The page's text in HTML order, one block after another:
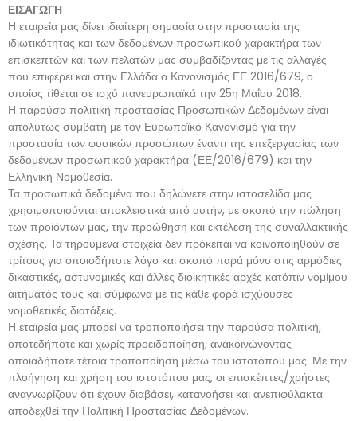
ΕΙΣΑΓΩΓΗ
Η εταιρεία μας δίνει ιδιαίτερη σημασία στην προστασία της
ιδιωτικότητας και των δεδομένων προσωπικού χαρακτήρα των
επισκεπτών και των πελατών μας συμβαδίζοντας με τις αλλαγές
που επιφέρει και στην Ελλάδα ο Κανονισμός ΕΕ 2016/679, ο
οποίος τίθεται σε ισχύ πανευρωπαϊκά την 25η Μαΐου 2018.
Η παρούσα πολιτική προστασίας Προσωπικών Δεδομένων είναι
απολύτως συμβατή με τον Ευρωπαϊκό Κανονισμό για την
προστασία των φυσικών προσώπων έναντι της επεξεργασίας των
δεδομένων προσωπικού χαρακτήρα (ΕΕ/2016/679) και την
Ελληνική Νομοθεσία.
Τα προσωπικά δεδομένα που δηλώνετε στην ιστοσελίδα μας
χρησιμοποιούνται αποκλειστικά από αυτήν, με σκοπό την πώληση
των προϊόντων μας, την προώθηση και εκτέλεση της συναλλακτικής
σχέσης. Τα τηρούμενα στοιχεία δεν πρόκειται να κοινοποιηθούν σε
τρίτους για οποιοδήποτε λόγο και σκοπό παρά μόνο στις αρμόδιες
δικαστικές, αστυνομικές και άλλες διοικητικές αρχές κατόπιν νομίμου
αιτήματός τους και σύμφωνα με τις κάθε φορά ισχύουσες
νομοθετικές διατάξεις.
Η εταιρεία μας μπορεί να τροποποιήσει την παρούσα πολιτική,
οποτεδήποτε και χωρίς προειδοποίηση, ανακοινώνοντας
οποιαδήποτε τέτοια τροποποίηση μέσω του ιστοτόπου μας. Με την
πλοήγηση και χρήση του ιστοτόπου μας, οι επισκέπτες/χρήστες
αναγνωρίζουν ότι έχουν διαβάσει, κατανοήσει και ανεπιφύλακτα
αποδεχθεί την Πολιτική Προστασίας Δεδομένων.